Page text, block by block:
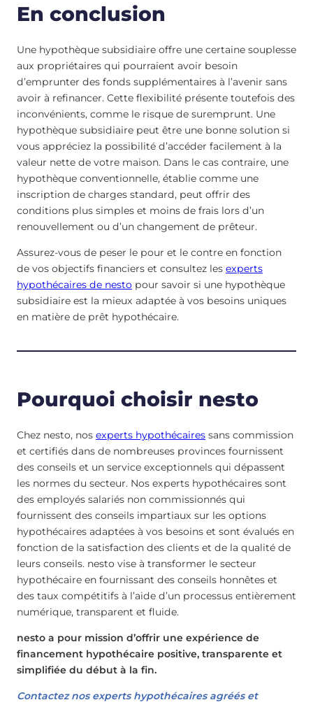
En conclusion
Une hypothèque subsidiaire offre une certaine souplesse
aux propriétaires qui pourraient avoir besoin
d’emprunter des fonds supplémentaires à l’avenir sans
avoir à refinancer. Cette flexibilité présente toutefois des
inconvénients, comme le risque de suremprunt. Une
hypothèque subsidiaire peut être une bonne solution si
vous appréciez la possibilité d’accéder facilement à la
valeur nette de votre maison. Dans le cas contraire, une
hypothèque conventionnelle, établie comme une
inscription de charges standard, peut offrir des
conditions plus simples et moins de frais lors d’un
renouvellement ou d’un changement de prêteur.
Assurez-vous de peser le pour et le contre en fonction
de vos objectifs financiers et consultez les experts
hypothécaires de nesto pour savoir si une hypothèque
subsidiaire est la mieux adaptée à vos besoins uniques
en matière de prêt hypothécaire.
Pourquoi choisir nesto
Chez nesto, nos experts hypothécaires sans commission
et certifiés dans de nombreuses provinces fournissent
des conseils et un service exceptionnels qui dépassent
les normes du secteur. Nos experts hypothécaires sont
des employés salariés non commissionnés qui
fournissent des conseils impartiaux sur les options
hypothécaires adaptées à vos besoins et sont évalués en
fonction de la satisfaction des clients et de la qualité de
leurs conseils. nesto vise à transformer le secteur
hypothécaire en fournissant des conseils honnêtes et
des taux compétitifs à l’aide d’un processus entièrement
numérique, transparent et fluide.
nesto a pour mission d’offrir une expérience de
financement hypothécaire positive, transparente et
simplifiée du début à la fin.
Contactez nos experts hypothécaires agréés et